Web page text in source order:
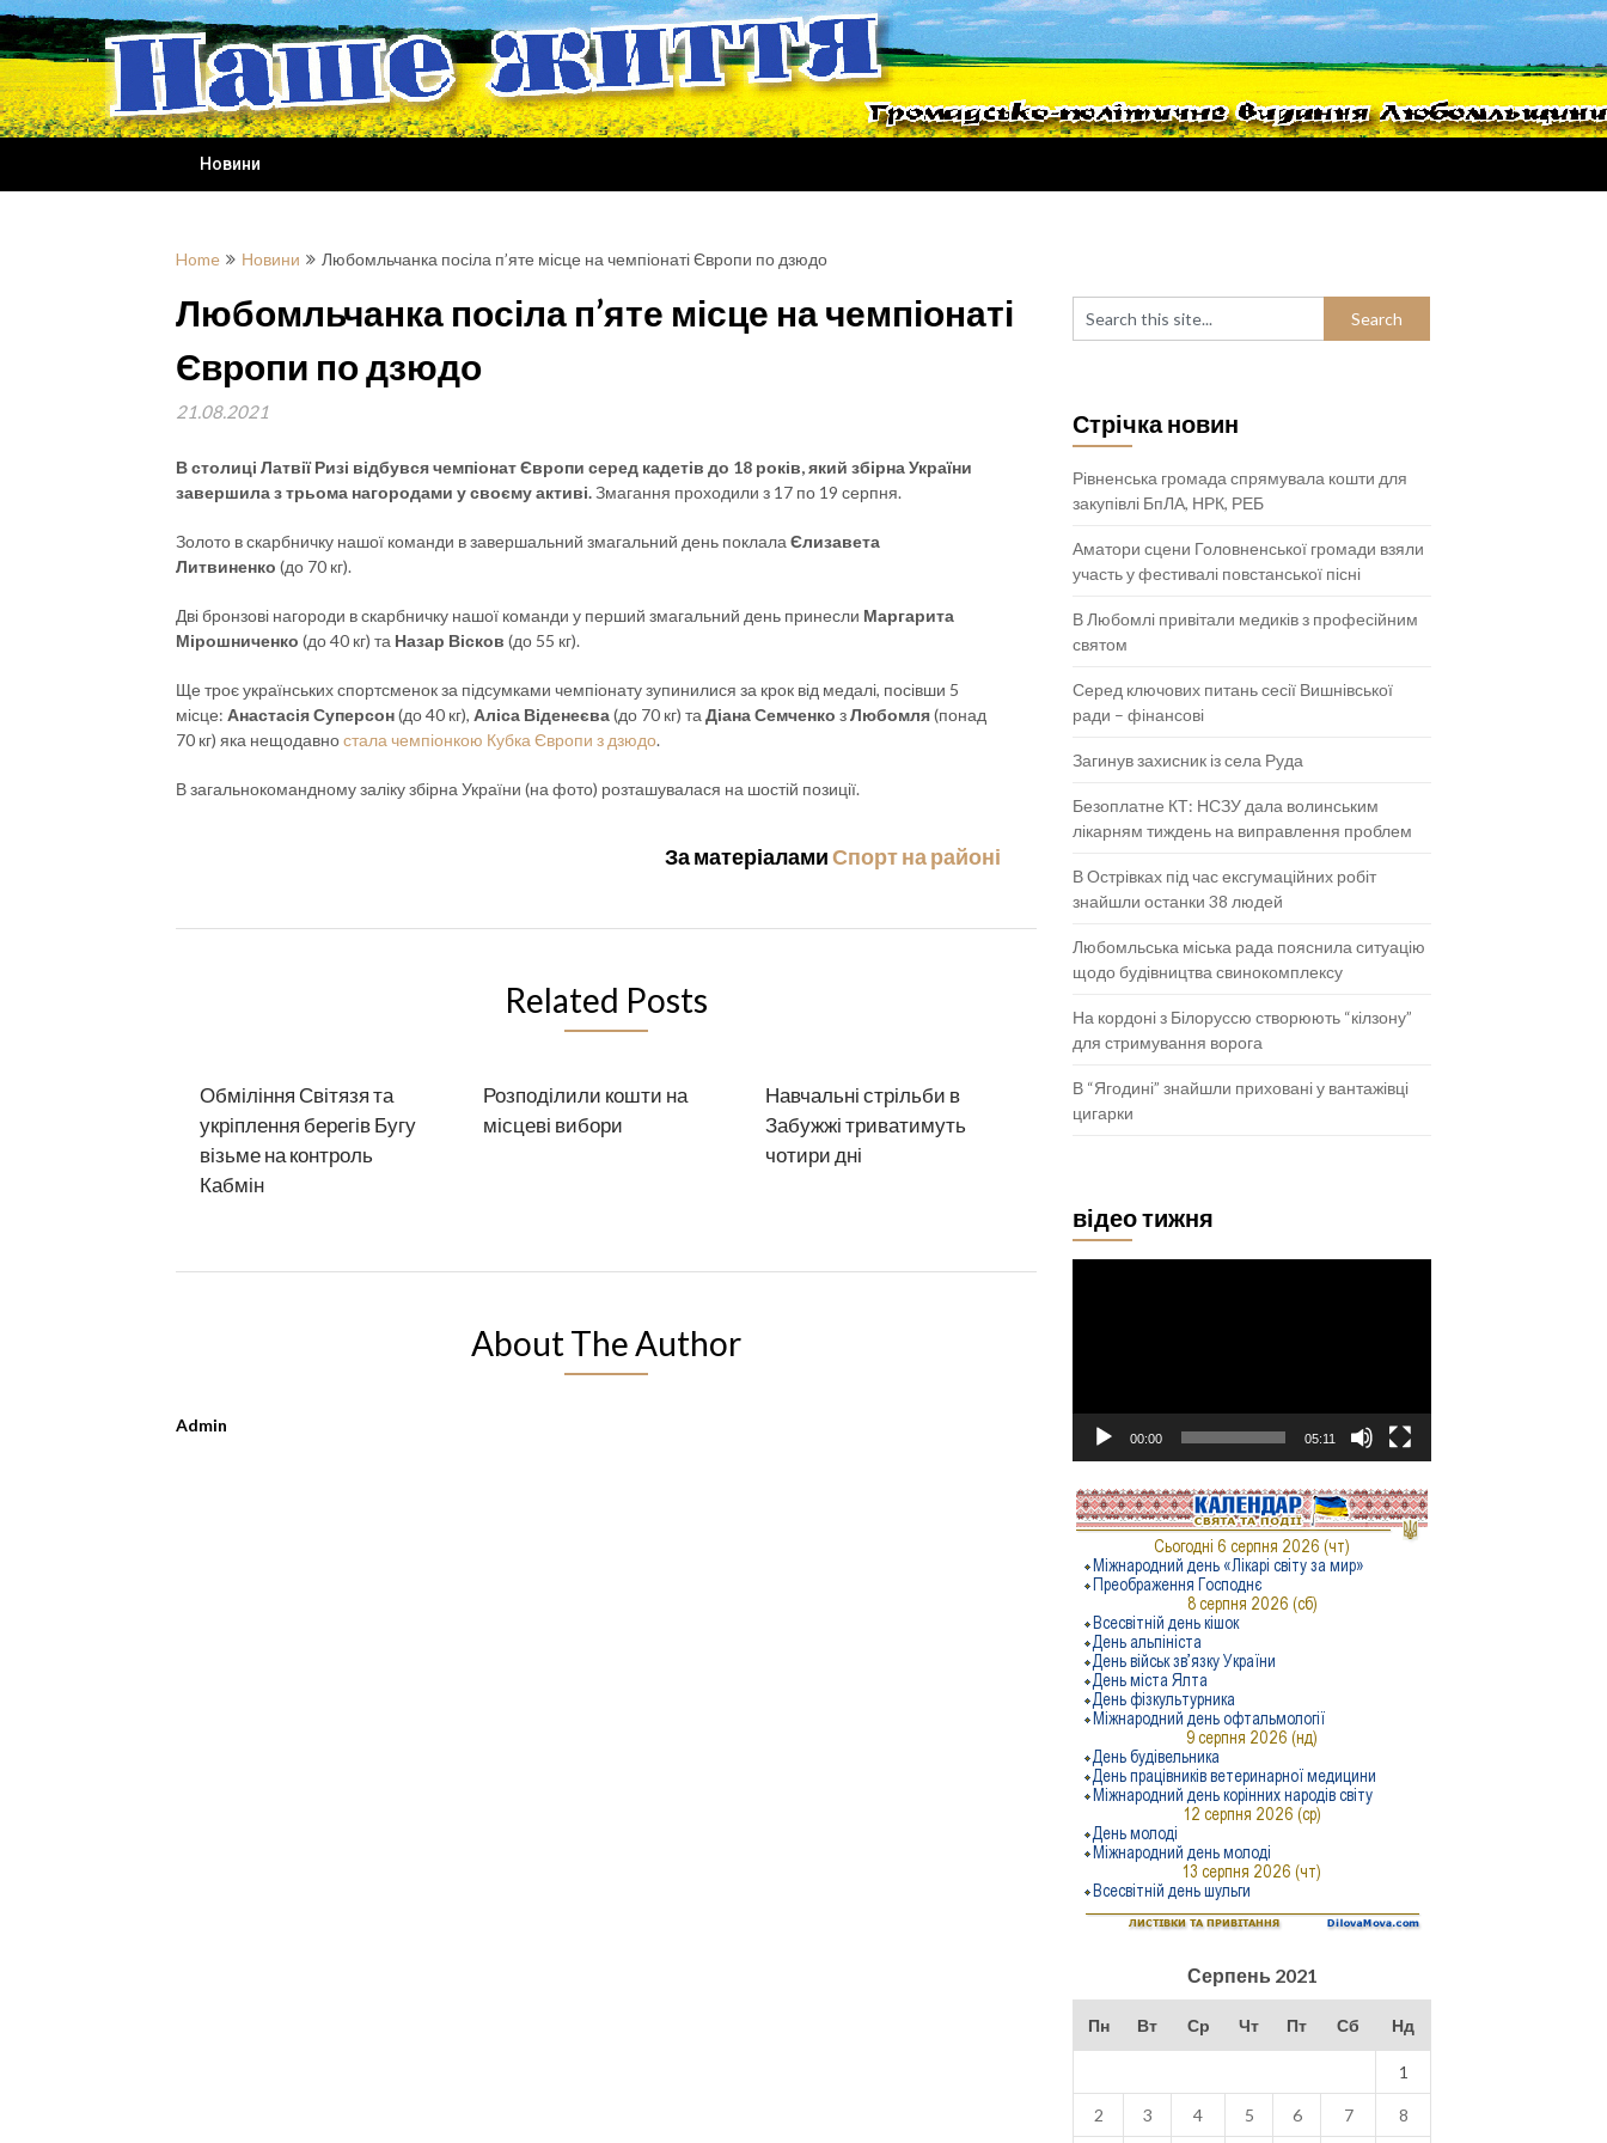
Skip
to
content
Новини
Home Новини Любомльчанка посіла п’яте місце на чемпіонаті Європи по дзюдо
Любомльчанка посіла п’яте місце на чемпіонаті
Європи по дзюдо
21.08.2021
В столиці Латвії Ризі відбувся чемпіонат Європи серед кадетів до 18 років, який збірна України
завершила з трьома нагородами у своєму активі.Змагання проходили з 17 по 19 серпня.
Золото в скарбничку нашої команди в завершальний змагальний день поклала Єлизавета
Литвиненко (до 70 кг).
Дві бронзові нагороди в скарбничку нашої команди у перший змагальний день принесли Маргарита
Мірошниченко (до 40 кг) та Назар Вісков (до 55 кг).
Ще троє українських спортсменок за підсумками чемпіонату зупинилися за крок від медалі, посівши 5
місце: Анастасія Суперсон(до 40 кг), Аліса Віденеєва(до 70 кг) та Діана Семченко зЛюбомля(понад
70 кг) яка нещодавностала чемпіонкою Кубка Європи з дзюдо.
В загальнокомандному заліку збірна України (на фото) розташувалася на шостій позиції.
За матеріаламиСпорт на районі
Related Posts
Обміління Світязя та
укріплення берегів Бугу
візьме на контроль
Кабмін
Розподілили кошти на
місцеві вибори
Навчальні стрільби в
Забужжі триватимуть
чотири дні
About The Author
Admin
Стрічка новин
Рівненська громада спрямувала кошти для
закупівлі БпЛА, НРК, РЕБ
Аматори сцени Головненської громади взяли
участь у фестивалі повстанської пісні
В Любомлі привітали медиків з професійним
святом
Серед ключових питань сесії Вишнівської
ради – фінансові
Загинув захисник із села Руда
Безоплатне КТ: НСЗУ дала волинським
лікарням тиждень на виправлення проблем
В Острівках під час ексгумаційних робіт
знайшли останки 38 людей
Любомльська міська рада пояснила ситуацію
щодо будівництва свинокомплексу
На кордоні з Білоруссю створюють “кілзону”
для стримування ворога
В “Ягодині” знайшли приховані у вантажівці
цигарки
відео тижня
00:00 05:11
Серпень 2021
Пн Вт Ср Чт Пт Сб Нд
1
2 3 4 5 6 7 8